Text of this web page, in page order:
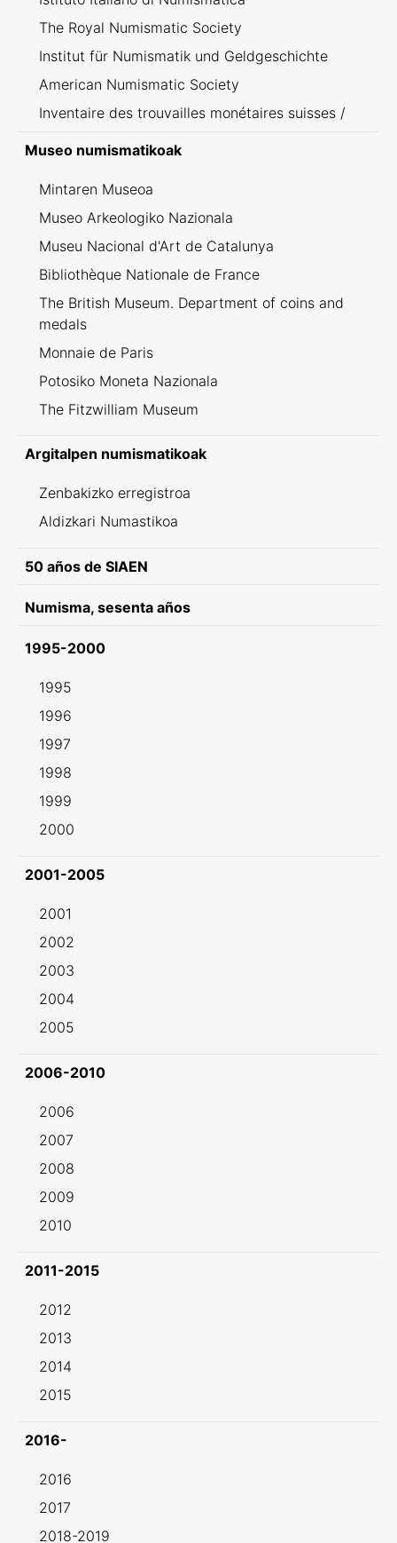
The Royal Numismatic Society
Institut für Numismatik und Geldgeschichte
American Numismatic Society
Inventaire des trouvailles monétaires suisses /
Museo numismatikoak
Mintaren Museoa
Museo Arkeologiko Nazionala
Museu Nacional d'Art de Catalunya
Bibliothèque Nationale de France
The British Museum. Department of coins and
medals
Monnaie de Paris
Potosiko Moneta Nazionala
The Fitzwilliam Museum
Argitalpen numismatikoak
Zenbakizko erregistroa
Aldizkari Numastikoa
50 años de SIAEN
Numisma, sesenta años
1995-2000
1995
1996
1997
1998
1999
2000
2001-2005
2001
2002
2003
2004
2005
2006-2010
2006
2007
2008
2009
2010
2011-2015
2012
2013
2014
2015
2016-
2016
2017
2018-2019